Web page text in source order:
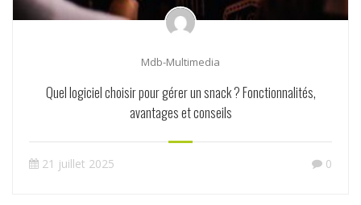
Mdb-Multimedia
Quel logiciel choisir pour gérer un snack ? Fonctionnalités,
avantages et conseils
21 juillet 2025 0